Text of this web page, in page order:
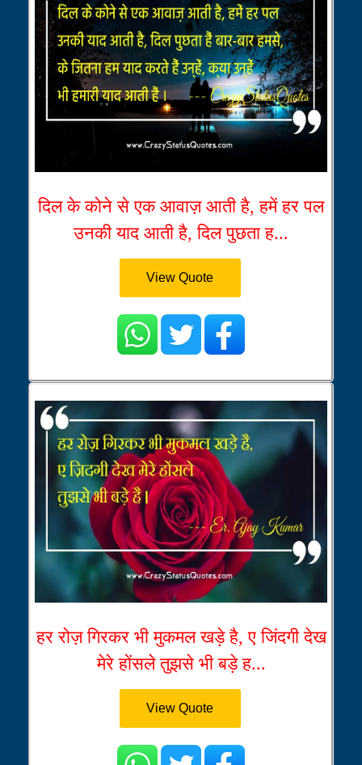
दिल के कोने से एक आवाज़ आती है, हमें हर पल
उनकी याद आती है, दिल पुछता ह...
View Quote
हर रोज़ गिरकर भी मुकमल खड़े है, ए जिंदगी देख
मेरे होंसले तुझसे भी बड़े ह...
View Quote